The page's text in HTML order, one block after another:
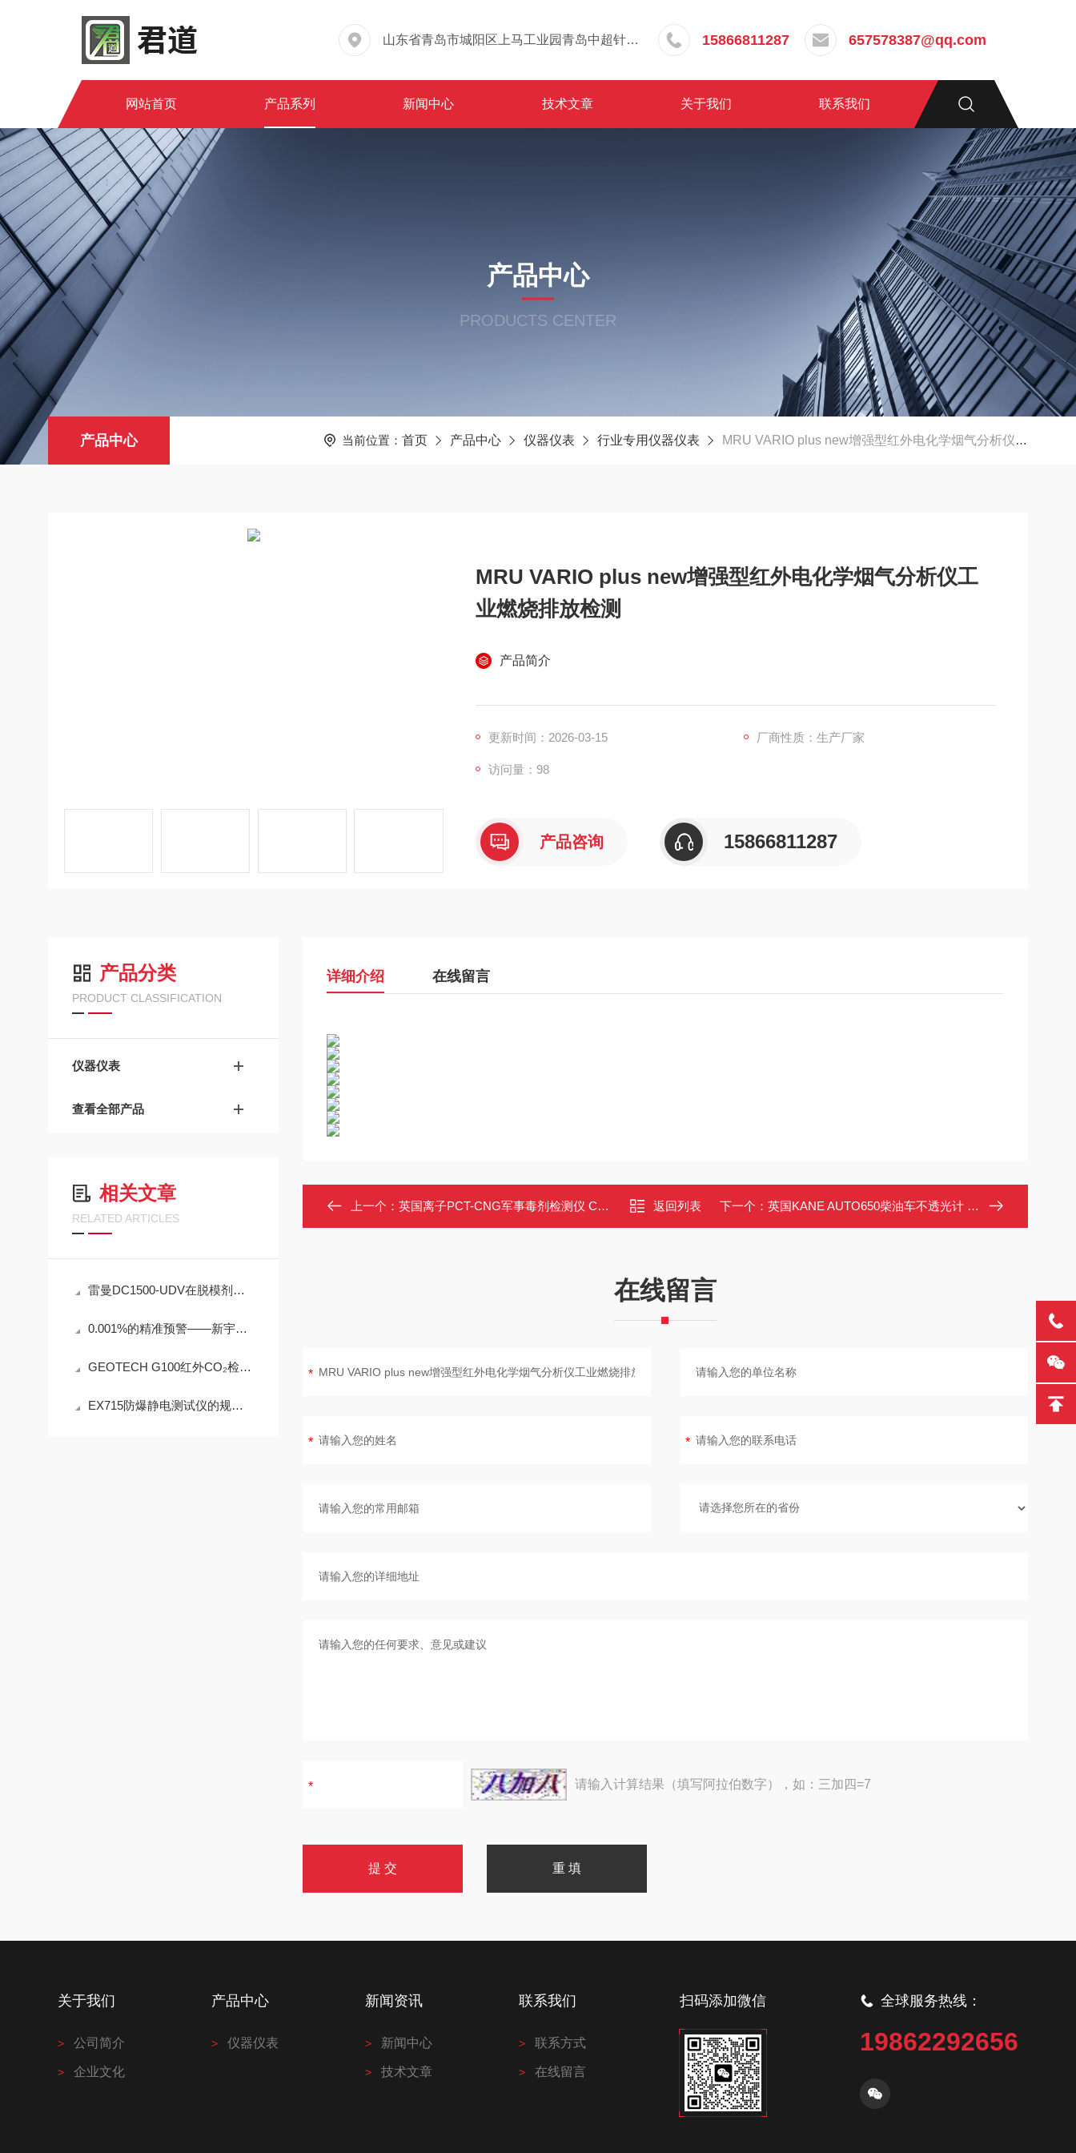
山东省青岛市城阳区上马工业园青岛中超针织有限公司院内东办公楼三层 15866811287 657578387@qq.com
网站首页 产品系列 新闻中心 技术文章 关于我们 联系我们
产品中心
PRODUCTS CENTER
产品中心 当前位置： 首页 产品中心 仪器仪表 行业专用仪器仪表 MRU VARIO plus new增强型红外电化学烟气分析仪工业燃烧排放检测
MRU VARIO plus new增强型红外电化学烟气分析仪工
业燃烧排放检测
产品简介
更新时间：2026-03-15 厂商性质：生产厂家
访问量：98
产品咨询 15866811287
产品分类
PRODUCT CLASSIFICATION
仪器仪表
查看全部产品
相关文章
RELATED ARTICLES
雷曼DC1500-UDV在脱模剂检测中的工程可靠性设计
0.001%的精准预警——新宇宙COSMOS铁粉浓度计SDM-72守护齿轮箱健康
GEOTECH G100红外CO₂检测仪技术参数
EX715防爆静电测试仪的规范定期维护保养方法分享
详细介绍 在线留言
上一个： 英国离子PCT-CNG军事毒剂检测仪 Cub 个人防护型PID监测器 返回列表 下一个： 英国KANE AUTO650柴油车不透光计 尾气分析仪 符合国标GB3847-2018
在线留言
请输入计算结果（填写阿拉伯数字），如：三加四=7
关于我们
公司简介
企业文化
产品中心
仪器仪表
新闻资讯
新闻中心
技术文章
联系我们
联系方式
在线留言
扫码添加微信 全球服务热线：
19862292656